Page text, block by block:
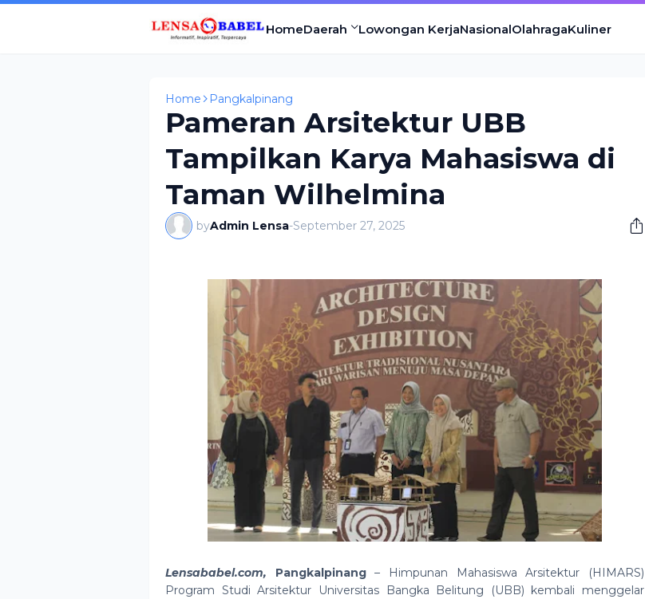
HomeDaerah Lowongan KerjaNasionalOlahragaKuliner
Home Pangkalpinang
Pameran Arsitektur UBB
Tampilkan Karya Mahasiswa di
Taman Wilhelmina
byAdmin Lensa-September 27, 2025
Lensababel.com, Pangkalpinang –
Himpunan Mahasiswa Arsitektur (HIMARS)
Program Studi Arsitektur Universitas Bangka Belitung (UBB) kembali menggelar